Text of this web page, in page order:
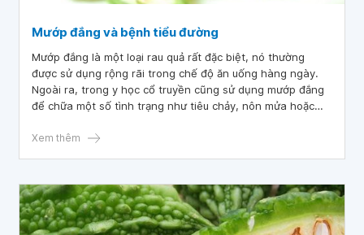
Mướp đắng và bệnh tiểu đường
Mướp đắng là một loại rau quả rất đặc biệt, nó thường
được sử dụng rộng rãi trong chế độ ăn uống hàng ngày.
Ngoài ra, trong y học cổ truyền cũng sử dụng mướp đắng
để chữa một số tình trạng như tiêu chảy, nôn mửa hoặc
mướp đắng có thể làm giảm được mức đường huyết, nhưng
Xem thêm